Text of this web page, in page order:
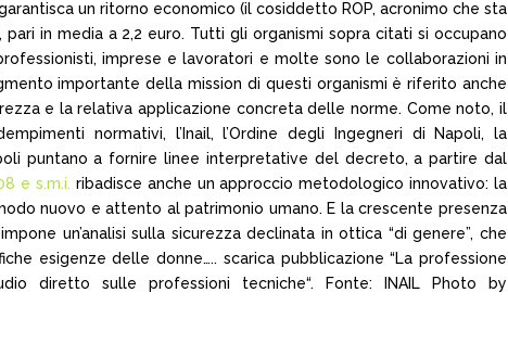
un ritorno economico (il cosiddetto ROP, acronimo che sta
in media a 2,2 euro. Tutti gli organismi sopra citati si occupano
imprese e lavoratori e molte sono le collaborazioni in
importante della mission di questi organismi è riferito anche
e la relativa applicazione concreta delle norme. Come noto, il
normativi, l’Inail, l’Ordine degli Ingegneri di Napoli, la
puntano a fornire linee interpretative del decreto, a partire dal
e s.m.i. ribadisce anche un approccio metodologico innovativo: la
nuovo e attento al patrimonio umano. E la crescente presenza
un’analisi sulla sicurezza declinata in ottica “di genere”, che
esigenze delle donne….. scarica pubblicazione “La professione
diretto sulle professioni tecniche“. Fonte: INAIL Photo by